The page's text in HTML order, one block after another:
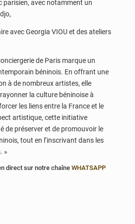
parisien, avec notamment un
avec Georgia VIOUet des ateliers
de Paris marque un
béninois. En offrant une
à de nombreux artistes, elle
la culture béninoise à
les liens entre la France et le
artistique, cette initiative
de préserver et de promouvoir le
tout en l’inscrivant dans les
»
direct sur notre chaîne WHATSAPP